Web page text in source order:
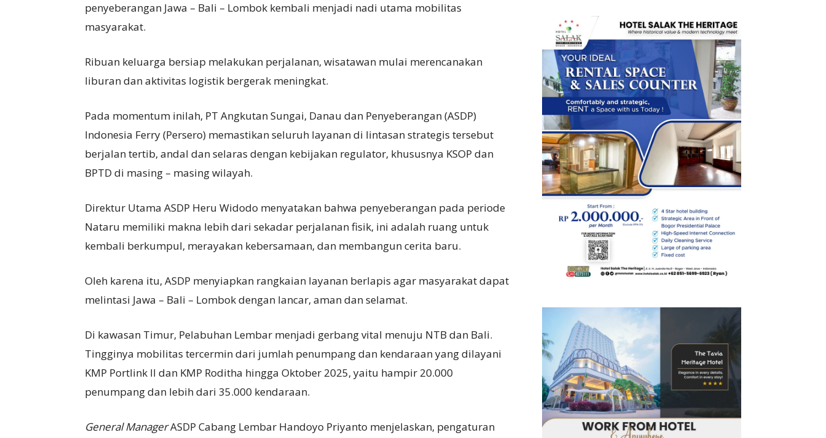
penyeberangan Jawa – Bali – Lombok kembali menjadi nadi utama mobilitas
masyarakat.
Ribuan keluarga bersiap melakukan perjalanan, wisatawan mulai merencanakan
liburan dan aktivitas logistik bergerak meningkat.
Pada momentum inilah, PT Angkutan Sungai, Danau dan Penyeberangan (ASDP)
Indonesia Ferry (Persero) memastikan seluruh layanan di lintasan strategis tersebut
berjalan tertib, andal dan selaras dengan kebijakan regulator, khususnya KSOP dan
BPTD di masing – masing wilayah.
Direktur Utama ASDP Heru Widodo menyatakan bahwa penyeberangan pada periode
Nataru memiliki makna lebih dari sekadar perjalanan fisik, ini adalah ruang untuk
kembali berkumpul, merayakan kebersamaan, dan membangun cerita baru.
Oleh karena itu, ASDP menyiapkan rangkaian layanan berlapis agar masyarakat dapat
melintasi Jawa – Bali – Lombok dengan lancar, aman dan selamat.
Di kawasan Timur, Pelabuhan Lembar menjadi gerbang vital menuju NTB dan Bali.
Tingginya mobilitas tercermin dari jumlah penumpang dan kendaraan yang dilayani
KMP Portlink II dan KMP Roditha hingga Oktober 2025, yaitu hampir 20.000
penumpang dan lebih dari 35.000 kendaraan.
General ManagerASDP Cabang Lembar Handoyo Priyanto menjelaskan, pengaturan